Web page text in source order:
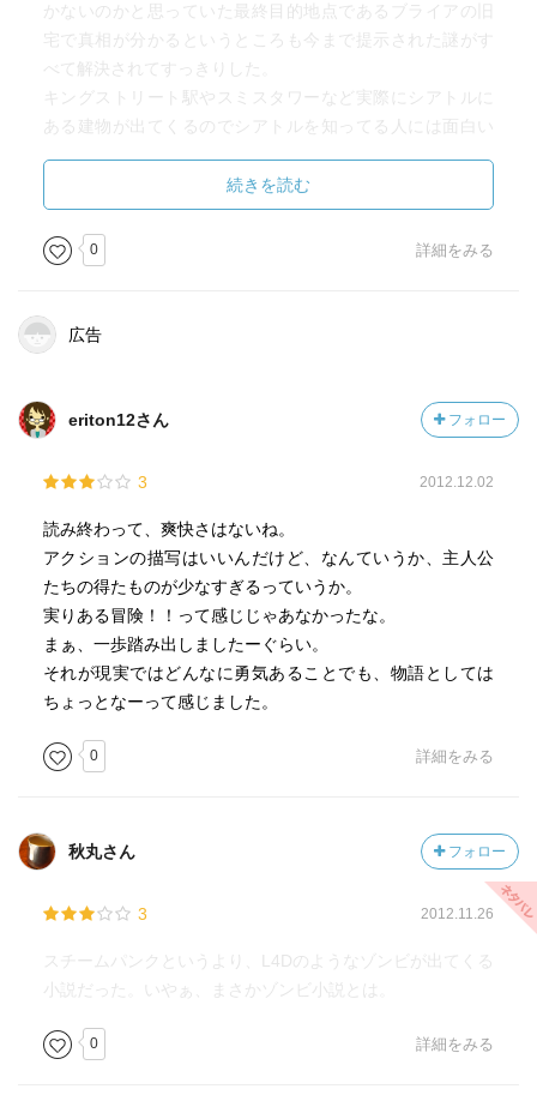
かないのかと思っていた最終目的地点であるブライアの旧
宅で真相が分かるというところも今まで提示された謎がす
べて解決されてすっきりした。
キングストリート駅やスミスタワーなど実際にシアトルに
ある建物が出てくるのでシアトルを知ってる人には面白い
続きを読む
0 詳細をみる
広告
eriton12さん フォロー
3 2012.12.02
読み終わって、爽快さはないね。
アクションの描写はいいんだけど、なんていうか、主人公
たちの得たものが少なすぎるっていうか。
実りある冒険！！って感じじゃあなかったな。
まぁ、一歩踏み出しましたーぐらい。
それが現実ではどんなに勇気あることでも、物語としては
ちょっとなーって感じました。
0 詳細をみる
秋丸さん フォロー
3 2012.11.26
スチームパンクというより、L4Dのようなゾンビが出てくる
小説だった。いやぁ、まさかゾンビ小説とは。
0 詳細をみる